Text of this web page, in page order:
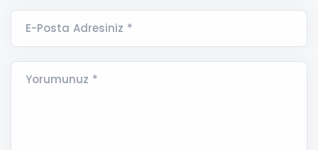
E-Posta Adresiniz *
Yorumunuz *